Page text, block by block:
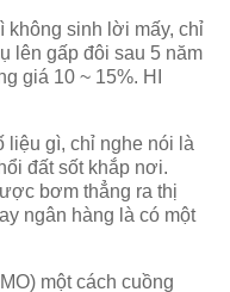
không sinh lời mấy, chỉ
lên gấp đôi sau 5 năm
giá 10 ~ 15%. HI
liệu gì, chỉ nghe nói là
đất sốt khắp nơi.
bơm thẳng ra thị
ngân hàng là có một
một cách cuồng